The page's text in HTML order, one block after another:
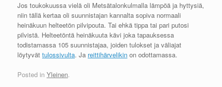
Jos toukokuussa vielä oli Metsätalonkulmalla lämpöä ja hyttysiä,
niin tällä kertaa oli suunnistajan kannalta sopiva normaali
heinäkuun helteetön pilvipouta. Tai ehkä tippa tai pari putosi
pilvistä. Helteetöntä heinäkuuta kävi joka tapauksessa
todistamassa 105 suunnistajaa, joiden tulokset ja väliajat
löytyvät tulossivulta. Ja reittihärvelikin on odottamassa.
Posted in Yleinen.